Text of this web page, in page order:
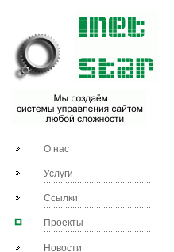
О нас
Услуги
Ссылки
Проекты
Новости